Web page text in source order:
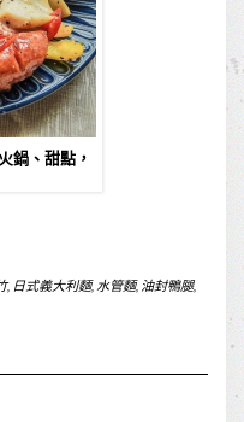
鍋、甜點，
, 日式義大利麵, 水管麵, 油封鴨腿,